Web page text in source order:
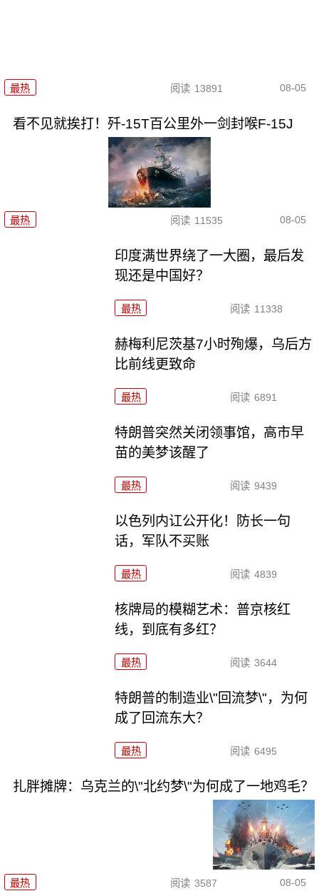
最热 阅读 13891 08-05
看不见就挨打！歼-15T百公里外一剑封喉F-15J
最热 阅读 11535 08-05
印度满世界绕了一大圈，最后发
现还是中国好？
最热 阅读 11338
赫梅利尼茨基7小时殉爆，乌后方
比前线更致命
最热 阅读 6891
特朗普突然关闭领事馆，高市早
苗的美梦该醒了
最热 阅读 9439
以色列内讧公开化！防长一句
话，军队不买账
最热 阅读 4839
核牌局的模糊艺术：普京核红
线，到底有多红？
最热 阅读 3644
特朗普的制造业\"回流梦\"，为何
成了回流东大？
最热 阅读 6495
扎胖摊牌：乌克兰的\"北约梦\"为何成了一地鸡毛？
最热 阅读 3587 08-05